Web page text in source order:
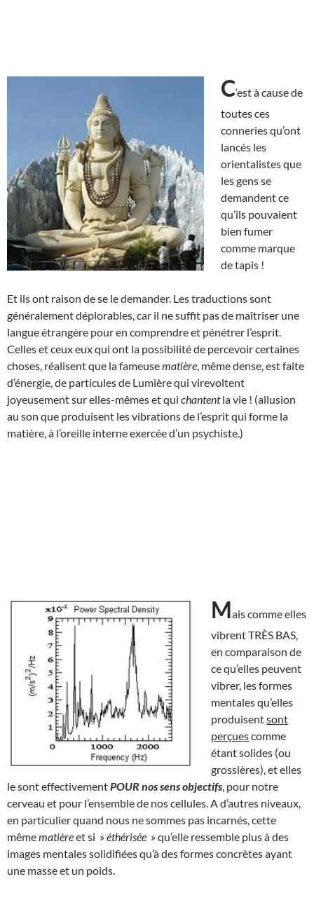
C‘est à cause de
toutes ces
conneries qu’ont
lancés les
orientalistes que
les gens se
demandent ce
qu’ils pouvaient
bien fumer
comme marque
de tapis !
Et ils ont raison de se le demander. Les traductions sont
généralement déplorables, car il ne suffit pas de maîtriser une
langue étrangère pour en comprendre et pénétrer l’esprit.
Celles et ceux eux qui ont la possibilité de percevoir certaines
choses, réalisent que la fameusematière , même dense, est faite
d’énergie, de particules de Lumière qui virevoltent
joyeusement sur elles-mêmes et qui chantentla vie ! (allusion
au son que produisent les vibrations de l’esprit qui forme la
matière, à l’oreille interne exercée d’un psychiste.)
Mais comme elles
vibrent TRÈS BAS,
en comparaison de
ce qu’elles peuvent
vibrer, les formes
mentales qu’elles
produisentsont
perçuescomme
étant solides (ou
grossières), et elles
le sont effectivement POUR nos sens objectifs , pour notre
cerveau et pour l’ensemble de nos cellules. A d’autres niveaux,
en particulier quand nous ne sommes pas incarnés, cette
mêmematièreet si »éthérisée » qu’elle ressemble plus à des
images mentales solidifiées qu’à des formes concrètes ayant
une masse et un poids.